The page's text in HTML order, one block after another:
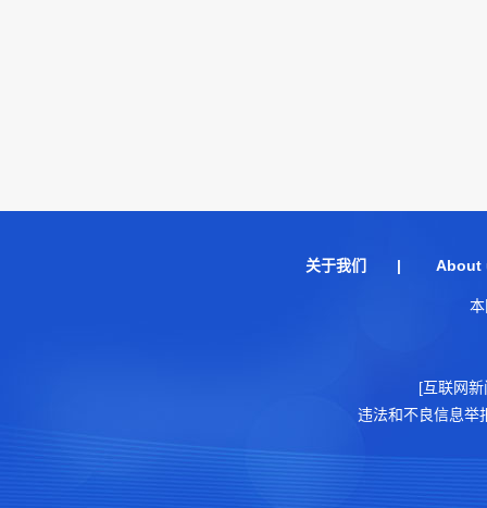
关于我们 | About
[互联网
违法和不良信息举